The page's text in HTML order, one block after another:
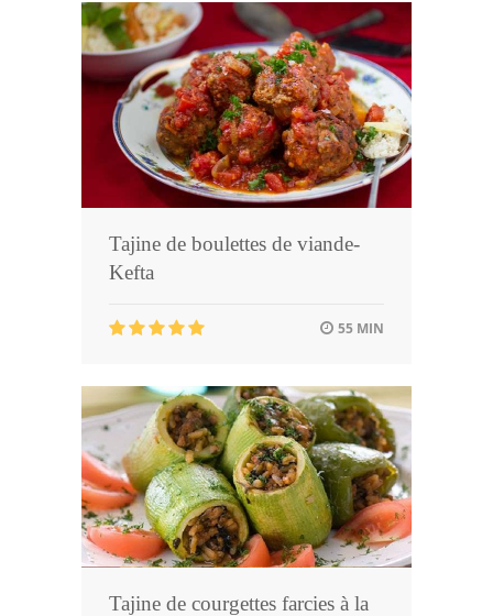
Tajine de boulettes de viande-
Kefta
55 MIN
Tajine de courgettes farcies à la